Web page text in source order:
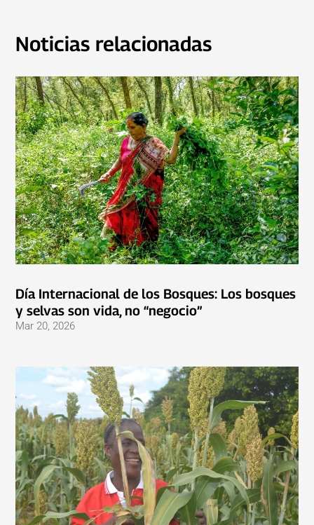
Noticias relacionadas
Día Internacional de los Bosques: Los bosques
y selvas son vida, no “negocio”
Mar 20, 2026